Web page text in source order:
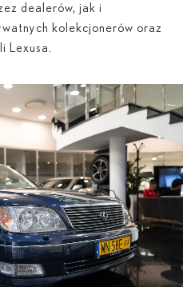
dealerów, jak i
kolekcjonerów oraz
Lexusa.